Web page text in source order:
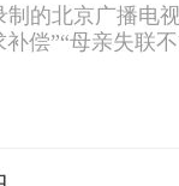
的北京广播电
偿”“母亲失联